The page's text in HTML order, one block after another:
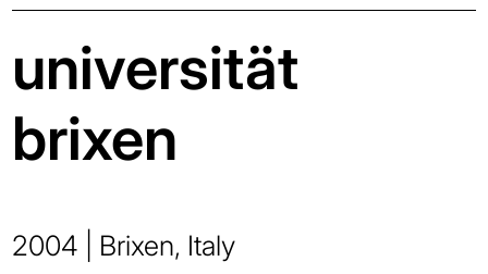
universität
brixen
2004 | Brixen, Italy